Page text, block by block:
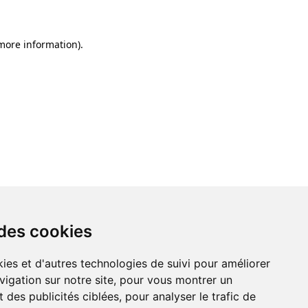
cookies
et d'autres technologies de suivi pour améliorer
sur notre site, pour vous montrer un
des publicités ciblées, pour analyser le trafic de
information).